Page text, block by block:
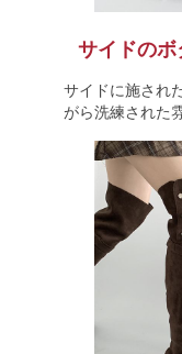
サイドのボ
サイドに施され
がら洗練された